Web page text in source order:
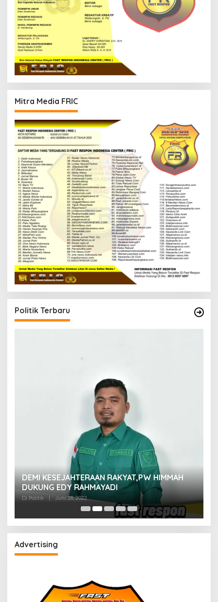
Mitra Media FRIC
Politik Terbaru
DEMI KESEJAHTERAAN RAKYAT,PW HIMMAH
DUKUNG EDY RAHMAYADI
Di Politik Juni 28, 2022
Advertising